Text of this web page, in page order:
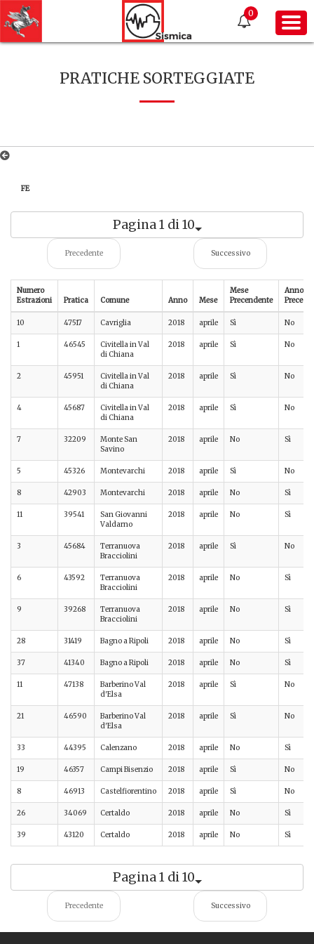
0
PRATICHE SORTEGGIATE
FE
Pagina 1 di 10
Precedente Successivo
Numero
Estrazioni
Pratica Comune Anno Mese
Mese
Precendente
Anno
10 47517 Cavriglia 2018 aprile Sì No
1 46545
Civitella in Val
di Chiana
2018 aprile Sì No
2 45951
Civitella in Val
di Chiana
2018 aprile Sì No
4 45687
Civitella in Val
di Chiana
2018 aprile Sì No
7 32209
Monte San
Savino
2018 aprile No Sì
5 45326 Montevarchi 2018 aprile Sì No
8 42903 Montevarchi 2018 aprile No Sì
11 39541
San Giovanni
Valdarno
2018 aprile No Sì
3 45684
Terranuova
Bracciolini
2018 aprile Sì No
6 43592
Terranuova
Bracciolini
2018 aprile No Sì
9 39268
Terranuova
Bracciolini
2018 aprile No Sì
28 31419 Bagno a Ripoli 2018 aprile No Sì
37 41340 Bagno a Ripoli 2018 aprile No Sì
11 47138
Barberino Val
d'Elsa
2018 aprile Sì No
21 46590
Barberino Val
d'Elsa
2018 aprile Sì No
33 44395 Calenzano 2018 aprile No Sì
19 46357 Campi Bisenzio 2018 aprile Sì No
8 46913 Castelfiorentino 2018 aprile Sì No
26 34069 Certaldo 2018 aprile No Sì
39 43120 Certaldo 2018 aprile No Sì
Pagina 1 di 10
Precedente Successivo